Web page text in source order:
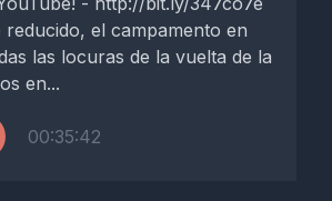
reducido, el campamento en
las locuras de la vuelta de la
en...
00:35:42